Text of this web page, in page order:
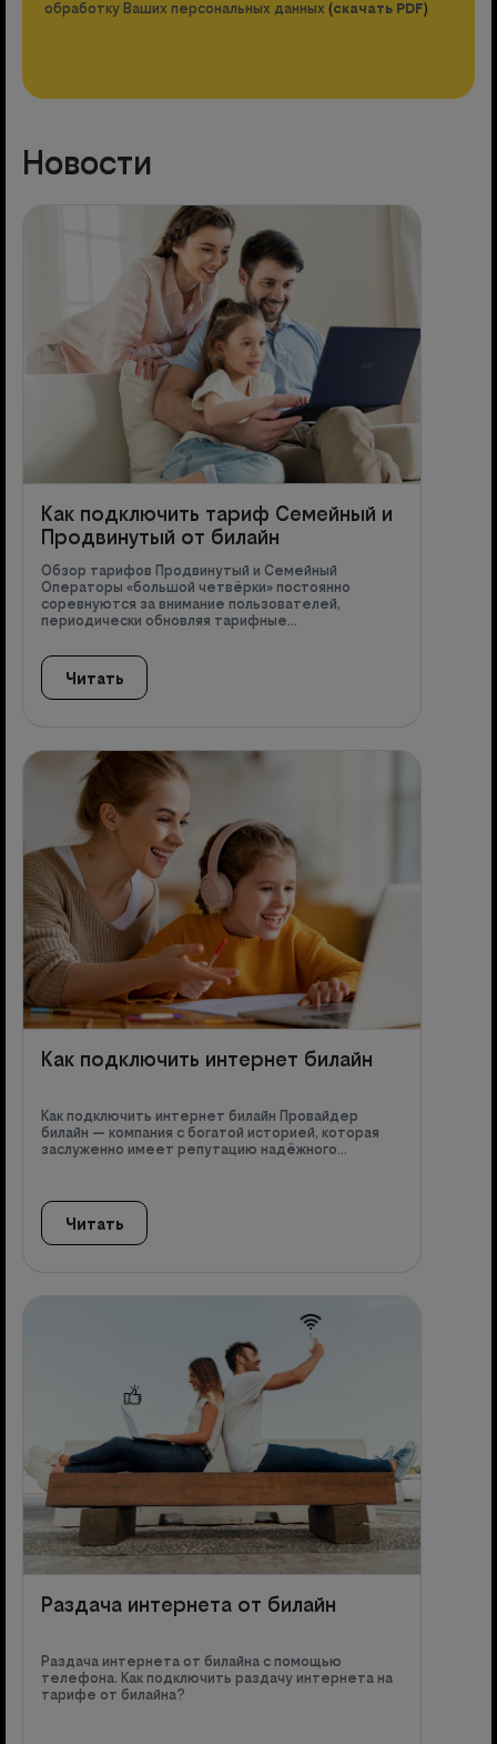
обработку Ваших персональных данных (скачать PDF)
Новости
Как подключить тариф Семейный и
Продвинутый от билайн
Обзор тарифов Продвинутый и Семейный
Операторы «большой четвёрки» постоянно
соревнуются за внимание пользователей,
периодически обновляя тарифные…
Читать
Как подключить интернет билайн
Как подключить интернет билайн Провайдер
билайн — компания с богатой историей, которая
заслуженно имеет репутацию надёжного…
Читать
Раздача интернета от билайн
Раздача интернета от билайна с помощью
телефона. Как подключить раздачу интернета на
тарифе от билайна?